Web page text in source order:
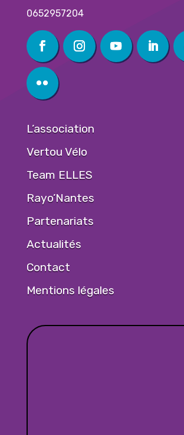
0652957204
L’association
Vertou Vélo
Team ELLES
Rayo’Nantes
Partenariats
Actualités
Contact
Mentions légales